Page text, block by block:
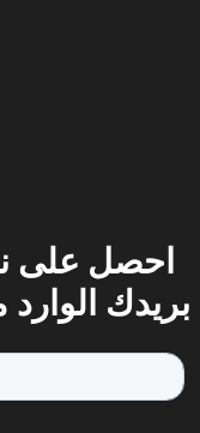
احصل على
بريدك